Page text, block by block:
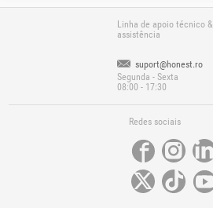
Linha de apoio técnico &
assistência
suport@honest.ro
Segunda - Sexta
08:00 - 17:30
Redes sociais